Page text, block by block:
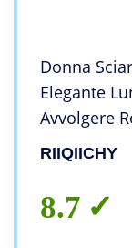
Donna
Elegante
Avvolgere
RIIQIICHY
8.7